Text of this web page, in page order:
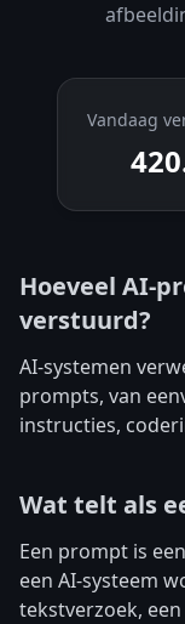
Vandaag
Hoeveel AI-
verstuurd?
AI-systemen
prompts, van
instructies,
Wat telt als
Een prompt is
een AI-systeem
tekstverzoek,